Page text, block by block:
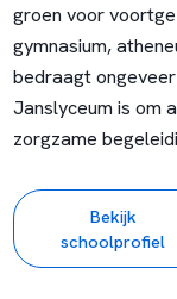
groen voor
gymnasium,
bedraagt
Janslyceum is om
zorgzame
staat de
opzichten naar
cultuur.
Bekijk
schoolprofiel